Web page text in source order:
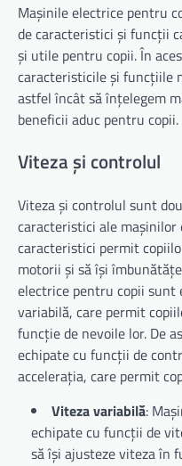
Mașinile electrice pentru
de caracteristici și funcții
și utile pentru copii. În
caracteristicile și funcțiile
astfel încât să înțelegem
beneficii aduc pentru copii.
Viteza și controlul
Viteza și controlul sunt
caracteristici ale
caracteristici permit
motorii și să își
electrice pentru copii
variabilă, care permit
funcție de nevoile lor. De
echipate cu funcții de
accelerația, care permit
Viteza variabilă:
echipate cu funcții de
să își ajusteze viteza în